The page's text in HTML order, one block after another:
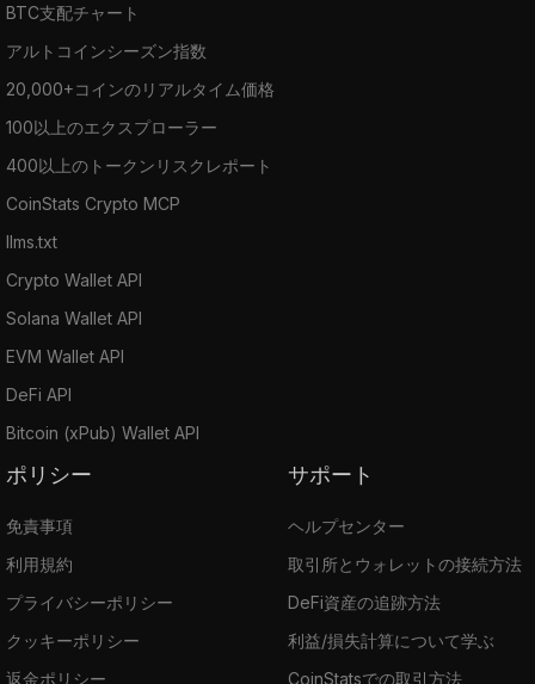
BTC支配チャート
アルトコインシーズン指数
20,000+コインのリアルタイム価格
100以上のエクスプローラー
400以上のトークンリスクレポート
CoinStats Crypto MCP
llms.txt
Crypto Wallet API
Solana Wallet API
EVM Wallet API
DeFi API
Bitcoin (xPub) Wallet API
ポリシー
免責事項
利用規約
プライバシーポリシー
クッキーポリシー
返金ポリシー
サポート
ヘルプセンター
取引所とウォレットの接続方法
DeFi資産の追跡方法
利益/損失計算について学ぶ
CoinStatsでの取引方法